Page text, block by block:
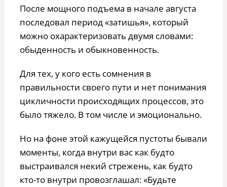
После мощного подъема в начале августа
последовал период «затишья», который
можно охарактеризовать двумя словами:
обыденность и обыкновенность.
Для тех, у кого есть сомнения в
правильности своего пути и нет понимания
цикличности происходящих процессов, это
было тяжело. В том числе и эмоционально.
Но на фоне этой кажущейся пустоты бывали
моменты, когда внутри вас как будто
выстраивался некий стрежень, как будто
кто-то внутри провозглашал: «Будьте